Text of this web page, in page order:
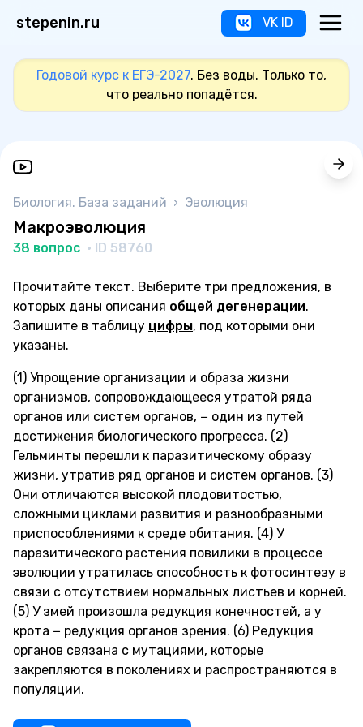
stepenin.ru VK ID
Годовой курс к ЕГЭ-2027. Без воды. Только то,
что реально попадётся.
Биология. База заданий › Эволюция
Макроэволюция
38 вопрос · ID 58760
Прочитайте текст. Выберите три предложения, в
которых даны описания общей дегенерации.
Запишите в таблицу цифры, под которыми они
указаны.
(1) Упрощение организации и образа жизни
организмов, сопровождающееся утратой ряда
органов или систем органов, − один из путей
достижения биологического прогресса. (2)
Гельминты перешли к паразитическому образу
жизни, утратив ряд органов и систем органов. (3)
Они отличаются высокой плодовитостью,
сложными циклами развития и разнообразными
приспособлениями к среде обитания. (4) У
паразитического растения повилики в процессе
эволюции утратилась способность к фотосинтезу в
связи с отсутствием нормальных листьев и корней.
(5) У змей произошла редукция конечностей, а у
крота − редукция органов зрения. (6) Редукция
органов связана с мутациями, которые
закрепляются в поколениях и распространяются в
популяции.